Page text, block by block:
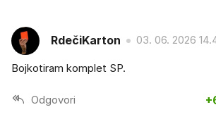
RdečiKarton 03. 06. 2026
Bojkotiram komplet SP.
Odgovori